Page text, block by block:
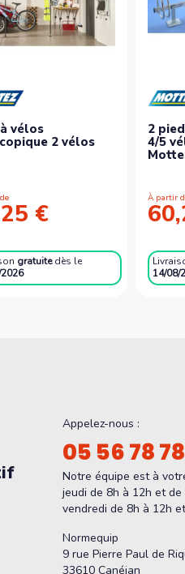
vélos
2 vélos
€
gratuite dès le
2
4/5
À partir
14/08/
Appelez-nous :
05 56 78
Notre équipe est à
jeudi de 8h à 12h et
vendredi de 8h à 12h
Normequip
9 rue Pierre Paul de
33610 Canéjan